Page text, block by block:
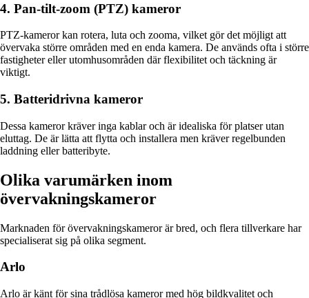
4. Pan-tilt-zoom (PTZ) kameror
PTZ-kameror kan rotera, luta och zooma, vilket gör det möjligt att
övervaka större områden med en enda kamera. De används ofta i större
fastigheter eller utomhusområden där flexibilitet och täckning är
viktigt.
5. Batteridrivna kameror
Dessa kameror kräver inga kablar och är idealiska för platser utan
eluttag. De är lätta att flytta och installera men kräver regelbunden
laddning eller batteribyte.
Olika varumärken inom
övervakningskameror
Marknaden för övervakningskameror är bred, och flera tillverkare har
specialiserat sig på olika segment.
Arlo
Arlo är känt för sina trådlösa kameror med hög bildkvalitet och